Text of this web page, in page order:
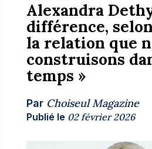
Alexandra
différence,
la relation que
construisons
temps »
Par Choiseul Magazine
Publié le 02 février 2026